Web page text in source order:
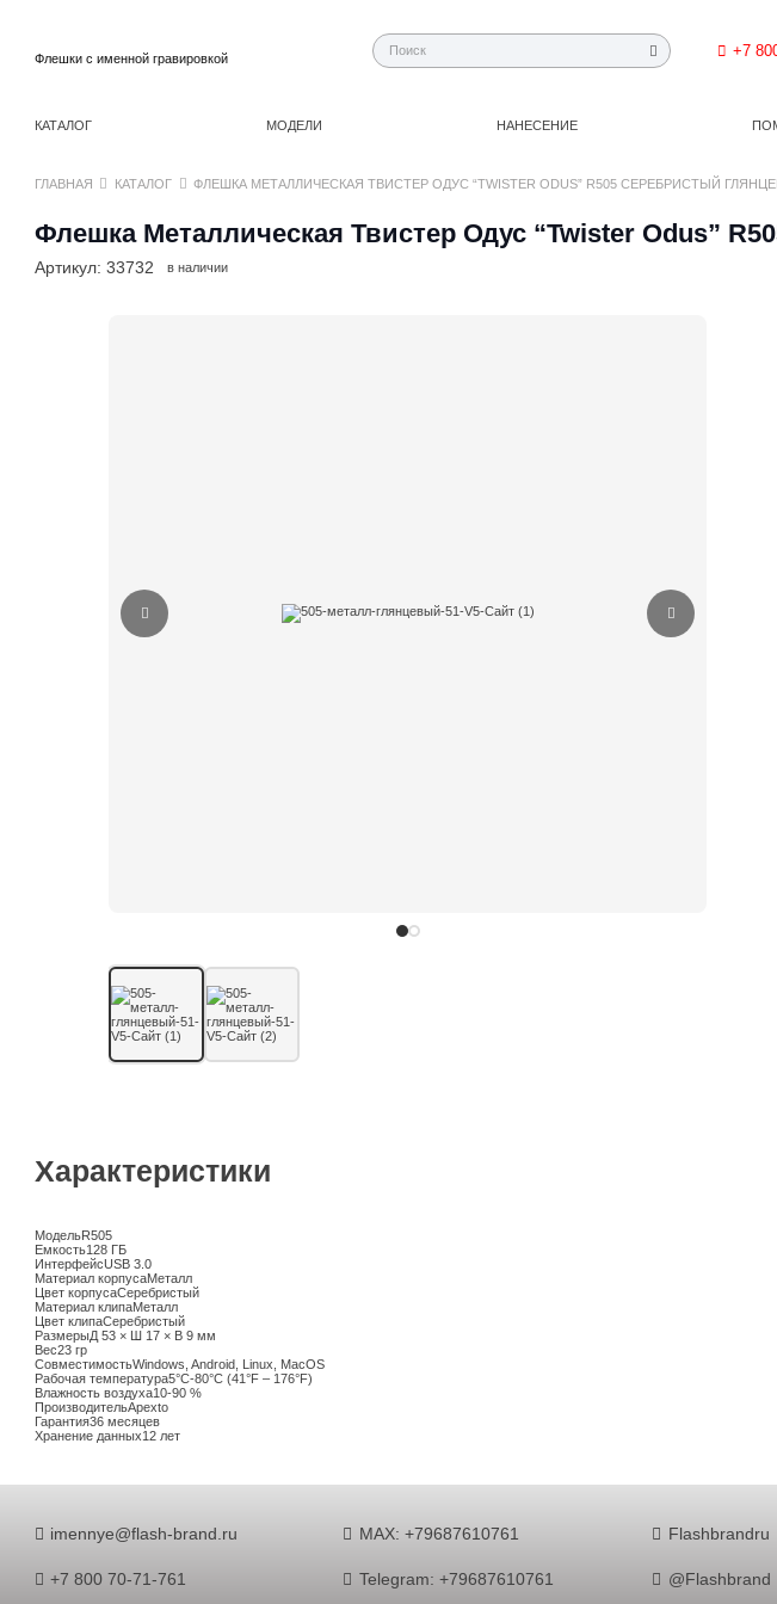
Флешки с именной гравировкой +7
КАТАЛОГ
МОДЕЛИ НАНЕСЕНИЕ
ГЛАВНАЯ КАТАЛОГ ФЛЕШКА МЕТАЛЛИЧЕСКАЯ ТВИСТЕР ОДУС “TWISTER ODUS” R505 СЕРЕБРИСТЫЙ
Флешка Металлическая Твистер Одус “Twister Odus”
Артикул: 33732 в наличии
Характеристики
МодельR505
Емкость128 ГБ
ИнтерфейсUSB 3.0
Материал корпусаМеталл
Цвет корпусаСеребристый
Материал клипаМеталл
Цвет клипаСеребристый
РазмерыД 53 × Ш 17 × В 9 мм
Вес23 гр
СовместимостьWindows, Android, Linux, MacOS
Рабочая температура5°C-80°C (41°F – 176°F)
Влажность воздуха10-90 %
ПроизводительApexto
Гарантия36 месяцев
Хранение данных12 лет
imennye@flash-brand.ru
+7 800 70-71-761
MAX: +79687610761
Telegram: +79687610761
Flashbrandru
@Flashbrand